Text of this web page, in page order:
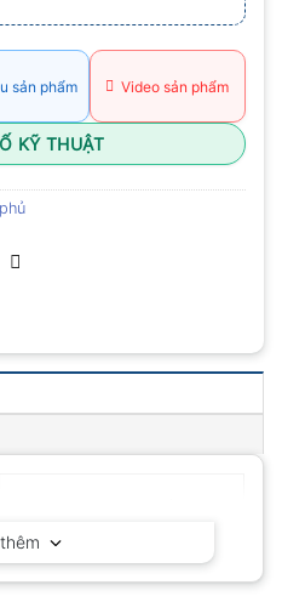
sản phẩm Video sản phẩm
KỸ THUẬT